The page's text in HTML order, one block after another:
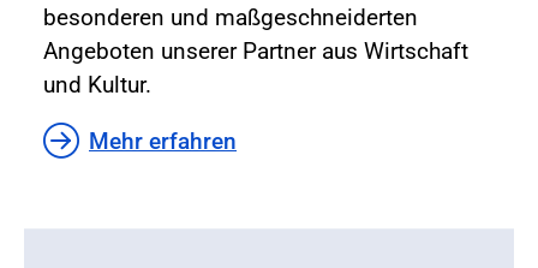
besonderen und maßgeschneiderten
Angeboten unserer Partner aus Wirtschaft
und Kultur.
Mehr erfahren